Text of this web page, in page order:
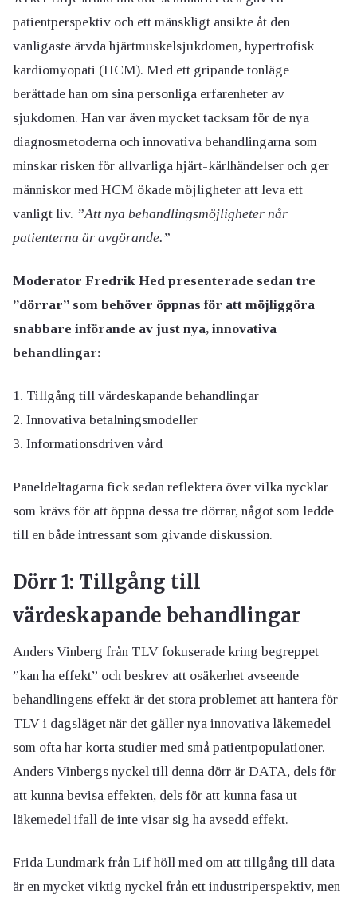
patientperspektiv och ett mänskligt ansikte åt den
vanligaste ärvda hjärtmuskelsjukdomen, hypertrofisk
kardiomyopati (HCM). Med ett gripande tonläge
berättade han om sina personliga erfarenheter av
sjukdomen. Han var även mycket tacksam för de nya
diagnosmetoderna och innovativa behandlingarna som
minskar risken för allvarliga hjärt-kärlhändelser och ger
människor med HCM ökade möjligheter att leva ett
vanligt liv. ”Att nya behandlingsmöjligheter når
patienterna är avgörande.”
Moderator Fredrik Hed presenterade sedan tre
”dörrar” som behöver öppnas för att möjliggöra
snabbare införande av just nya, innovativa
behandlingar:
1. Tillgång till värdeskapande behandlingar
2. Innovativa betalningsmodeller
3. Informationsdriven vård
Paneldeltagarna fick sedan reflektera över vilka nycklar
som krävs för att öppna dessa tre dörrar, något som ledde
till en både intressant som givande diskussion.
Dörr 1: Tillgång till
värdeskapande behandlingar
Anders Vinberg från TLV fokuserade kring begreppet
”kan ha effekt” och beskrev att osäkerhet avseende
behandlingens effekt är det stora problemet att hantera för
TLV i dagsläget när det gäller nya innovativa läkemedel
som ofta har korta studier med små patientpopulationer.
Anders Vinbergs nyckel till denna dörr är DATA, dels för
att kunna bevisa effekten, dels för att kunna fasa ut
läkemedel ifall de inte visar sig ha avsedd effekt.
Frida Lundmark från Lif höll med om att tillgång till data
är en mycket viktig nyckel från ett industriperspektiv, men